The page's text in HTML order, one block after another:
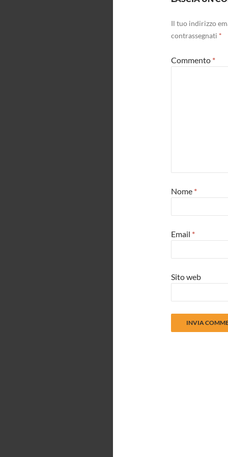
Il tuo indirizzo
contrassegnati *
Commento *
Nome *
Email *
Sito web